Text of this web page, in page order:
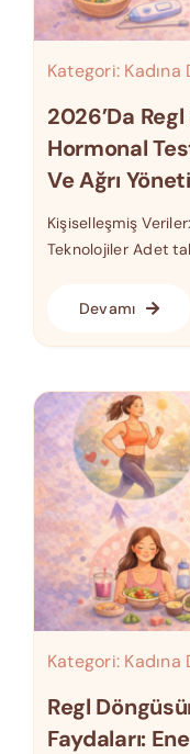
Kategori: Kadına
2026’da Regl
Hormonal
Ve Ağrı
Kişiselleşmiş
Teknolojiler Adet
Devamı
Kategori: Kadına
Regl
Faydaları: